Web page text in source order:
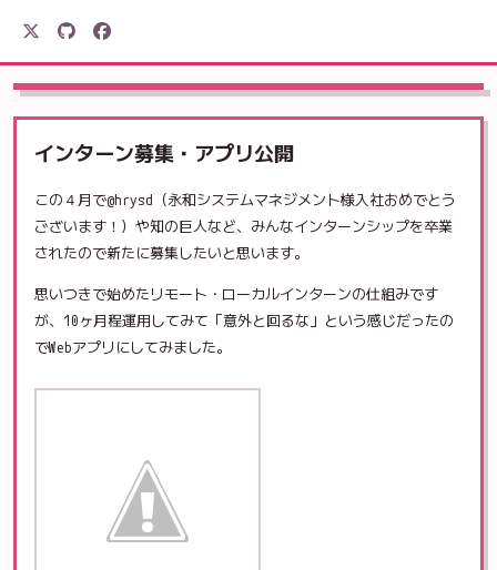
駒形電産
インターン募集・アプリ公開
この４月で@hrysd（永和システムマネジメント様入社おめでとう
ございます！）や知の巨人など、みんなインターンシップを卒業
されたので新たに募集したいと思います。
思いつきで始めたリモート・ローカルインターンの仕組みです
が、10ヶ月程運用してみて「意外と回るな」という感じだったの
でWebアプリにしてみました。